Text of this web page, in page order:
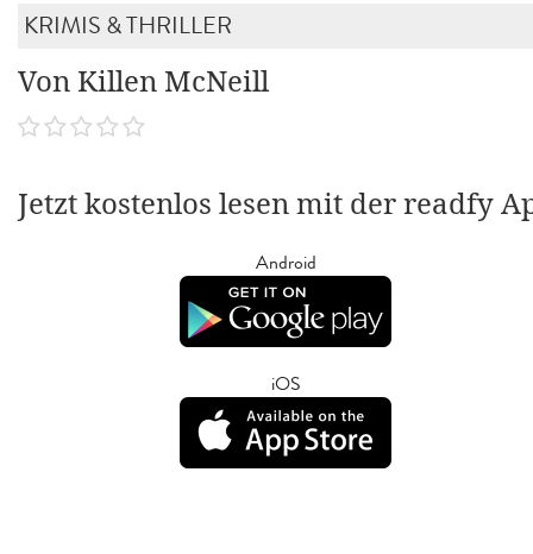
KRIMIS & THRILLER
Von Killen McNeill
Jetzt kostenlos lesen mit der readfy
Android
iOS